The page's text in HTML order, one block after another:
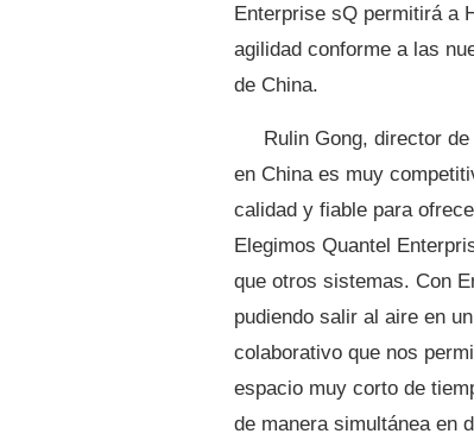
Enterprise sQ permitirá a
agilidad conforme a las
de China.
Rulin Gong, director
en China es muy
calidad y fiable para
Elegimos Quantel
que otros sistemas. Con
pudiendo salir al aire en
colaborativo que nos
espacio muy corto de
de manera simultánea en